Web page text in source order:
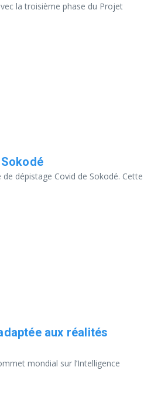
la troisième phase du Projet
dépistage Covid de Sokodé. Cette
aux réalités
mondial sur l’Intelligence